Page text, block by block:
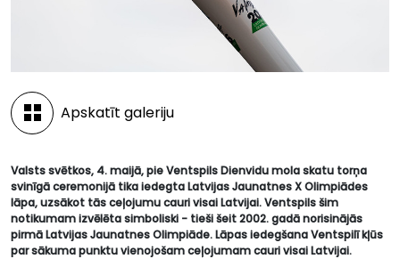
Apskatīt galeriju
Valsts svētkos, 4. maijā, pie Ventspils Dienvidu mola skatu torņa
svinīgā ceremonijā tika iedegta Latvijas Jaunatnes X Olimpiādes
lāpa, uzsākot tās ceļojumu cauri visai Latvijai. Ventspils šim
notikumam izvēlēta simboliski - tieši šeit 2002. gadā norisinājās
pirmā Latvijas Jaunatnes Olimpiāde. Lāpas iedegšana Ventspilī kļūs
par sākuma punktu vienojošam ceļojumam cauri visai Latvijai.